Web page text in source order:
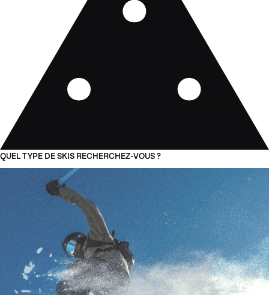
QUEL TYPE DE SKIS RECHERCHEZ-VOUS ?
01